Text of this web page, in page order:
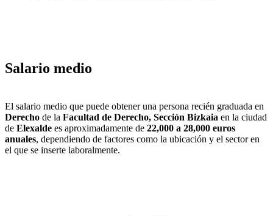
Salario medio
El salario medio que puede obtener una persona recién graduada en
Derecho de la Facultad de Derecho, Sección Bizkaia en la ciudad
de Elexalde es aproximadamente de 22,000 a 28,000 euros
anuales, dependiendo de factores como la ubicación y el sector en
el que se inserte laboralmente.